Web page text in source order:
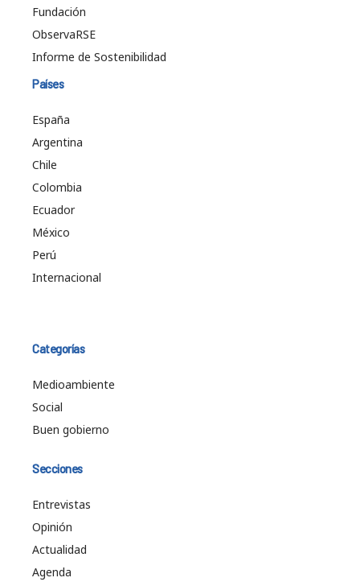
Fundación
ObservaRSE
Informe de Sostenibilidad
Países
España
Argentina
Chile
Colombia
Ecuador
México
Perú
Internacional
Categorías
Medioambiente
Social
Buen gobierno
Secciones
Entrevistas
Opinión
Actualidad
Agenda